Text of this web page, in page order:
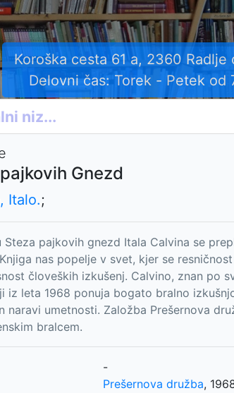
Koroška cesta 61 a, 2360 Radlje
Delovni čas: Torek - Petek od
Gnezd
Italo.;
Steza pajkovih gnezd Itala Calvina se
nas popelje v svet, kjer se
človeških izkušenj. Calvino, znan po
iz leta 1968 ponuja bogato bralno
naravi umetnosti. Založba Prešernova
bralcem.
-
Prešernova družba,